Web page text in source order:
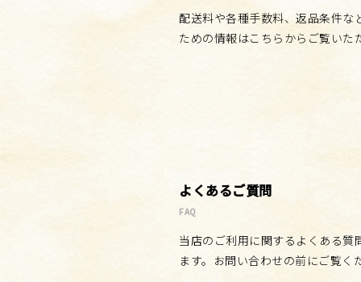
配送料や各種手数料、返品条件な
ための情報はこちらからご覧いた
よくあるご質問
FAQ
当店のご利用に関するよくある
ます。お問い合わせの前にご覧く